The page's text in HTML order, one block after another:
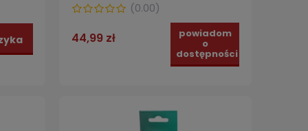
POMEL Sylvania / Philips świetlówka
owadobójcza 20W 60 cm foliowana
do koszyka
(0.00)
44,99 zł powiadom
o
dostępności